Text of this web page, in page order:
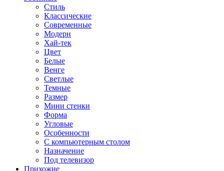
Стиль
Классические
Современные
Модерн
Хай-тек
Цвет
Белые
Венге
Светлые
Темные
Размер
Мини стенки
Форма
Угловые
Особенности
С компьютерным столом
Назначение
Под телевизор
Прихожие